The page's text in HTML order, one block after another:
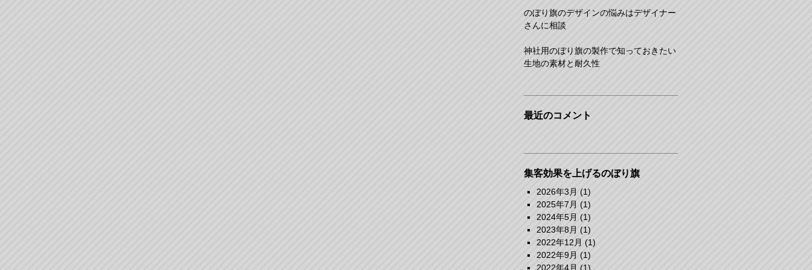
のぼり旗のデザインの悩みはデザイナー
さんに相談
神社用のぼり旗の製作で知っておきたい
生地の素材と耐久性
最近のコメント
集客効果を上げるのぼり旗
2026年3月 (1)
2025年7月 (1)
2024年5月 (1)
2023年8月 (1)
2022年12月 (1)
2022年9月 (1)
2022年4月 (1)